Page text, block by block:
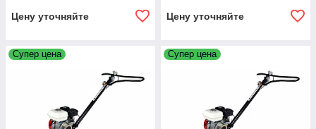
Цену уточняйте Цену уточняйте
Супер цена Супер цена